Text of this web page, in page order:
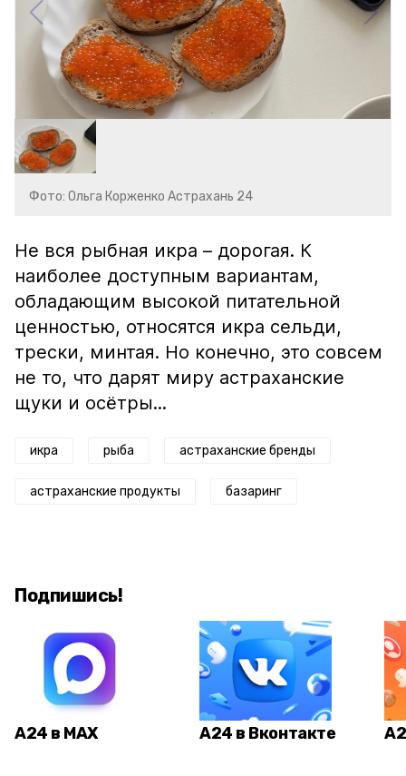
Фото: Ольга Корженко Астрахань 24
Не вся рыбная икра – дорогая. К
наиболее доступным вариантам,
обладающим высокой питательной
ценностью, относятся икра сельди,
трески, минтая. Но конечно, это совсем
не то, что дарят миру астраханские
щуки и осётры...
икра рыба астраханские бренды
астраханские продукты базаринг
Подпишись!
А24 в MAX А24 в Вконтакте